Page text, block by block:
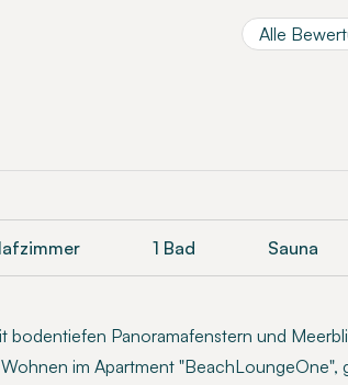
Alle
1 Bad Sauna
Panoramafenstern und
im Apartment "BeachLoungeOne",